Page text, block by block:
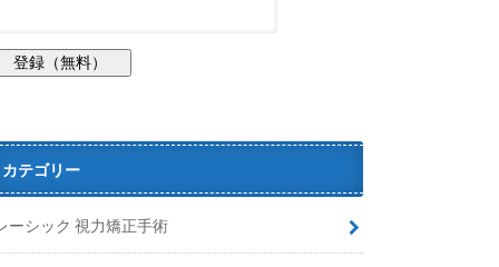
カテゴリー
ーシック 視力矯正手術